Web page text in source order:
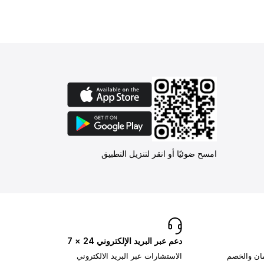
امسح ضوئيًا أو انقر لتنزيل التطبيق
والخصم
دعم عبر البريد الإلكتروني 24 × 7
الاستشارات عبر البريد الالكتروني